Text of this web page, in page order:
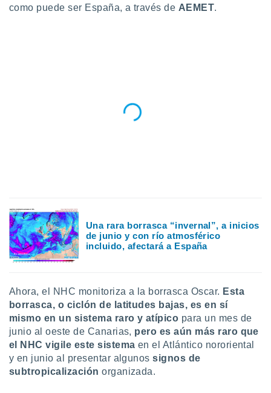
En
de que
sean
el sitio
se
para
ni para
aunque
como puede ser España, a través de AEMET.
Una rara borrasca “invernal”, a inicios
de junio y con río atmosférico
incluido, afectará a España
Ahora, el NHC monitoriza a la borrasca Oscar. Esta
borrasca, o ciclón de latitudes bajas, es en sí
mismo en un sistema raro y atípico para un mes de
junio al oeste de Canarias, pero es aún más raro que
el NHC vigile este sistema en el Atlántico nororiental
y en junio al presentar algunossignos de
subtropicalización organizada.